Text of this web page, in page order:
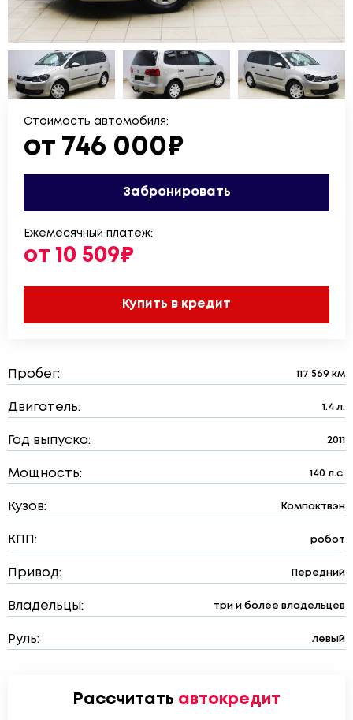
Стоимость автомобиля:
от 746 000₽
Забронировать
Ежемесячный платеж:
от 10 509₽
Купить в кредит
Пробег: 117 569 км
Двигатель: 1.4 л.
Год выпуска: 2011
Мощность: 140 л.с.
Кузов: Компактвэн
КПП: робот
Привод: Передний
Владельцы: три и более владельцев
Руль: левый
Рассчитать автокредит